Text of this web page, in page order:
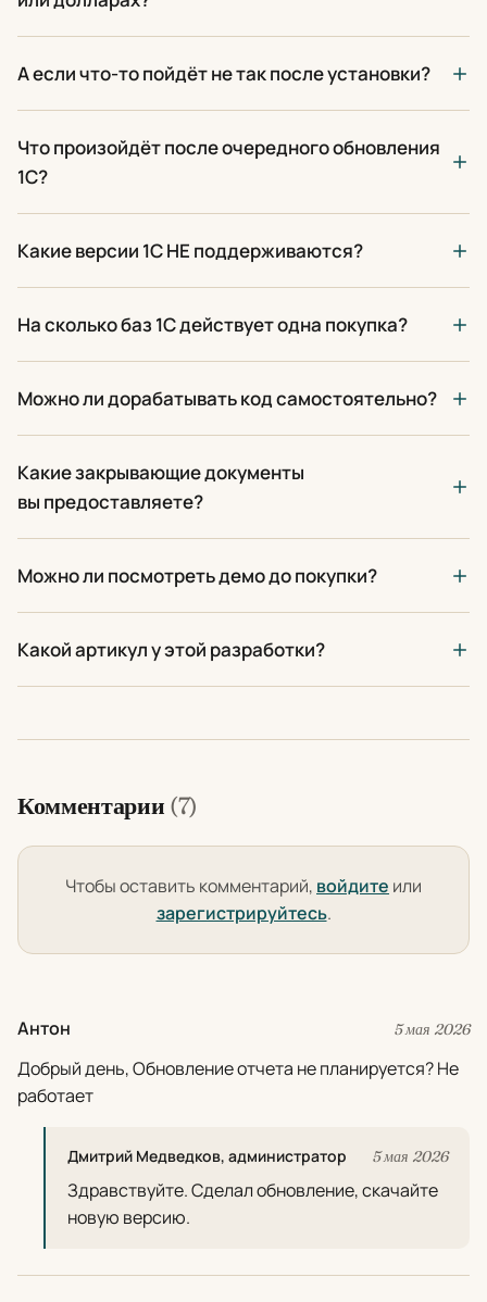
А если что-то пойдёт не так после установки?
Что произойдёт после очередного обновления
1С?
Какие версии 1С НЕ поддерживаются?
На сколько баз 1С действует одна покупка?
Можно ли дорабатывать код самостоятельно?
Какие закрывающие документы
вы предоставляете?
Можно ли посмотреть демо до покупки?
Какой артикул у этой разработки?
Комментарии (7)
Чтобы оставить комментарий, войдите или
зарегистрируйтесь.
Антон 5 мая 2026
Добрый день, Обновление отчета не планируется? Не
работает
Дмитрий Медведков, администратор 5 мая 2026
Здравствуйте. Сделал обновление, скачайте
новую версию.